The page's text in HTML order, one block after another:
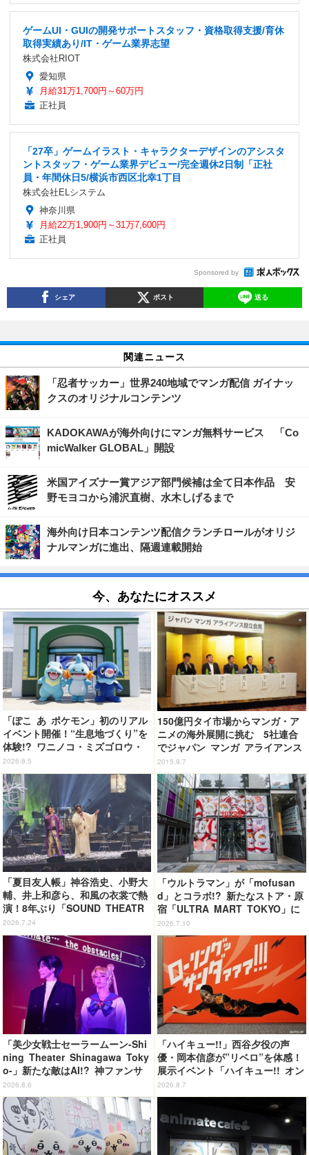
ゲームUI・GUIの開発サポートスタッフ・資格取得支援/育休
取得実績あり/IT・ゲーム業界志望
株式会社RIOT
愛知県
月給31万1,700円～60万円
正社員
「27卒」ゲームイラスト・キャラクターデザインのアシスタ
ントスタッフ・ゲーム業界デビュー/完全週休2日制「正社
員・年間休日5/横浜市西区北幸1丁目
株式会社ELシステム
神奈川県
月給22万1,900円～31万7,600円
正社員
Sponsored by
シェア ポスト 送る
関連ニュース
「忍者サッカー」世界240地域でマンガ配信 ガイナッ
クスのオリジナルコンテンツ
KADOKAWAが海外向けにマンガ無料サービス 「Co
micWalker GLOBAL」開設
米国アイズナー賞アジア部門候補は全て日本作品 安
野モヨコから浦沢直樹、水木しげるまで
海外向け日本コンテンツ配信クランチロールがオリジ
ナルマンガに進出、隔週連載開始
今、あなたにオススメ
「ぽこ あ ポケモン」初のリアル
イベント開催！“生息地づくり”を
体験!? ワニノコ・ミズゴロウ・
アシマリもワクワク☆ 「ブクブ
クうみぞこの街」in横浜赤レンガ
倉庫 ～8月9日まで【レポート】
2026.8.5
150億円タイ市場からマンガ・ア
ニメの海外展開に挑む 5社連合
でジャパン マンガ アライアンス
設立
2015.9.7
「夏目友人帳」神谷浩史、小野大
輔、井上和彦ら、和風の衣裳で熱
演！8年ぶり「SOUND THEATR
E」夜公演レポート
2026.7.24
「ウルトラマン」が「mofusan
d」とコラボ!? 新たなストア・原
宿「ULTRA MART TOKYO」に
行ってきた【レポ】
2026.7.10
「美少女戦士セーラームーン-Shi
ning Theater Shinagawa Toky
o-」新たな敵はAI!? 神ファンサ
も健在で舞台初心者も悶絶！＜第
2期レビュー＞
2026.8.6
「ハイキュー!!」西谷夕役の声
優・岡本信彦が”リベロ”を体感！
展示イベント「ハイキュー!! オン
ザ コート」東京会場が開幕
2026.8.7